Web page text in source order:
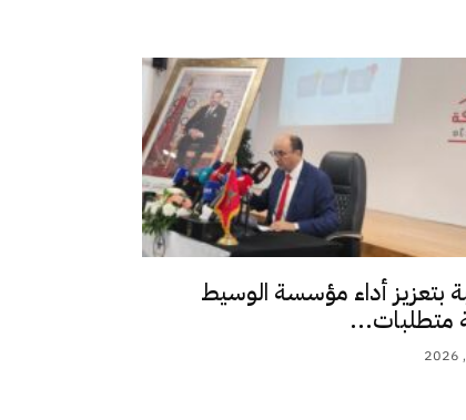
بتعزيز أداء مؤسسة الوسيط
متطلبات...